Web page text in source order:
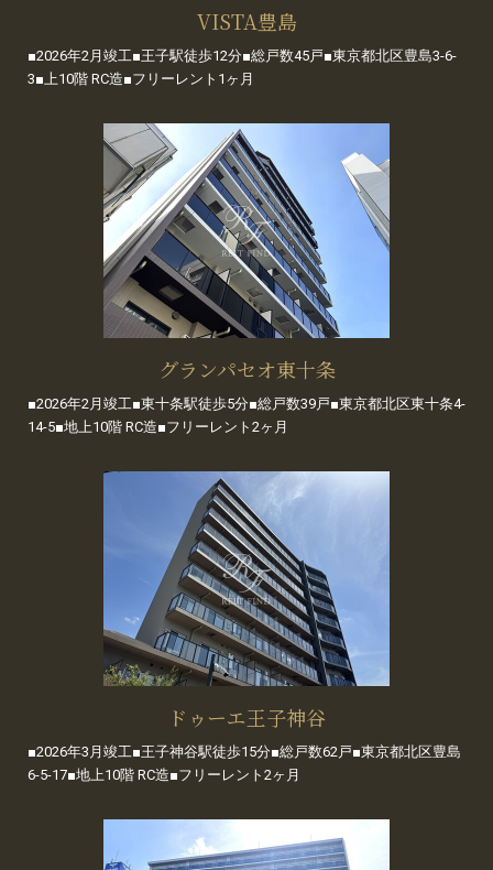
VISTA豊島
■2026年2月竣工■王子駅徒歩12分■総戸数45戸■東京都北区豊島3-6-
3■上10階 RC造■フリーレント1ヶ月
グランパセオ東十条
■2026年2月竣工■東十条駅徒歩5分■総戸数39戸■東京都北区東十条4-
14-5■地上10階 RC造■フリーレント2ヶ月
ドゥーエ王子神谷
■2026年3月竣工■王子神谷駅徒歩15分■総戸数62戸■東京都北区豊島
6-5-17■地上10階 RC造■フリーレント2ヶ月